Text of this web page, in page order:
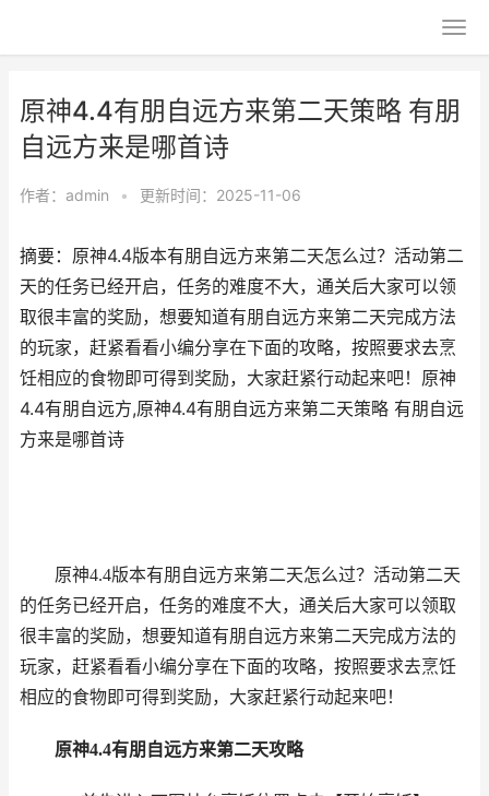
原神4.4有朋自远方来第二天策略 有朋
自远方来是哪首诗
作者： admin • 更新时间：2025-11-06
摘要：原神4.4版本有朋自远方来第二天怎么过？活动第二
天的任务已经开启，任务的难度不大，通关后大家可以领
取很丰富的奖励，想要知道有朋自远方来第二天完成方法
的玩家，赶紧看看小编分享在下面的攻略，按照要求去烹
饪相应的食物即可得到奖励，大家赶紧行动起来吧！原神
4.4有朋自远方,原神4.4有朋自远方来第二天策略 有朋自远
方来是哪首诗
原神4.4版本有朋自远方来第二天怎么过？活动第二天
的任务已经开启，任务的难度不大，通关后大家可以领取
很丰富的奖励，想要知道有朋自远方来第二天完成方法的
玩家，赶紧看看小编分享在下面的攻略，按照要求去烹饪
相应的食物即可得到奖励，大家赶紧行动起来吧！
原神4.4有朋自远方来第二天攻略